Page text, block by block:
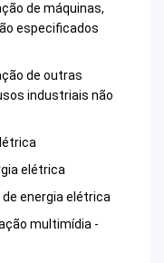
de máquinas,
especificados
de outras
industriais não
elétrica
energia elétrica
multimídia -